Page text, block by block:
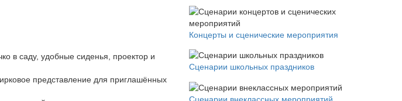
в саду, удобные сиденья, проектор и
представление для приглашённых
Концерты и сценические мероприятия
Сценарии школьных праздников
Сценарии внеклассных мероприятий